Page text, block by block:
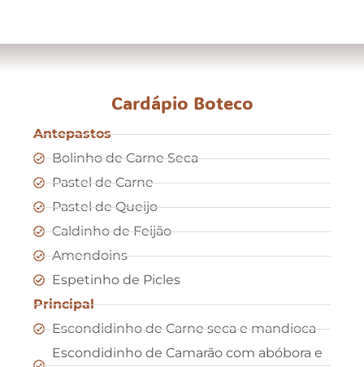
Cardápio Boteco
Antepastos
Bolinho de Carne Seca
Pastel de Carne
Pastel de Queijo
Caldinho de Feijão
Amendoins
Espetinho de Picles
Principal
Escondidinho de Carne seca e mandioca
Escondidinho de Camarão com abóbora e